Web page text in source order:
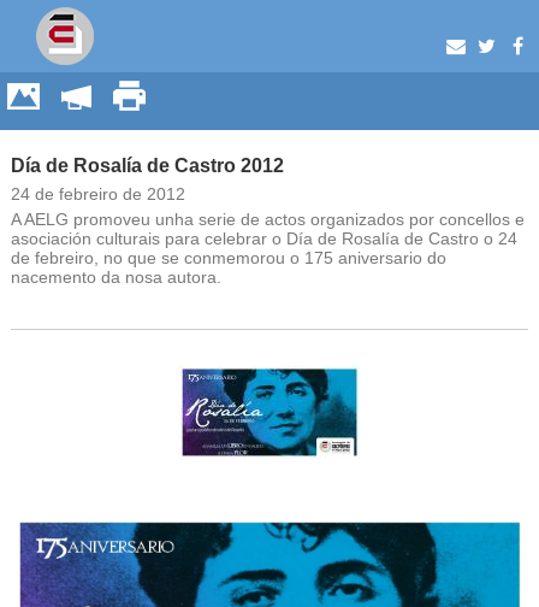
Día de Rosalía de Castro 2012
24 de febreiro de 2012
A AELG promoveu unha serie de actos organizados por concellos e
asociación culturais para celebrar o Día de Rosalía de Castro o 24
de febreiro, no que se conmemorou o 175 aniversario do
nacemento da nosa autora.